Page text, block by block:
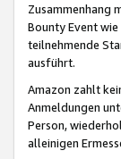
Zusammenhang
Bounty Event
teilnehmende
ausführt.
Amazon zahlt
Anmeldungen
Person,
alleinigen